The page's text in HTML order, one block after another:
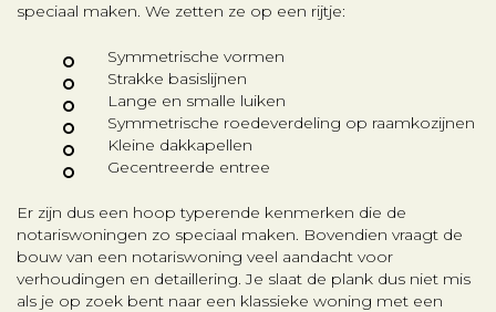
speciaal maken. We zetten ze op een rijtje:
Symmetrische vormen
Strakke basislijnen
Lange en smalle luiken
Symmetrische roedeverdeling op raamkozijnen
Kleine dakkapellen
Gecentreerde entree
Er zijn dus een hoop typerende kenmerken die de
notariswoningen zo speciaal maken. Bovendien vraagt de
bouw van een notariswoning veel aandacht voor
verhoudingen en detaillering. Je slaat de plank dus niet mis
als je op zoek bent naar een klassieke woning met een